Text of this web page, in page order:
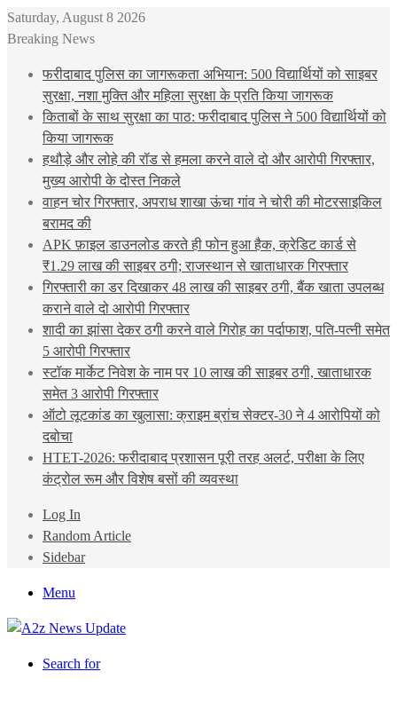
Saturday, August 8 2026
Breaking News
फरीदाबाद पुलिस का जागरूकता अभियान: 500 विद्यार्थियों को साइबर
सुरक्षा, नशा मुक्ति और महिला सुरक्षा के प्रति किया जागरूक
किताबों के साथ सुरक्षा का पाठ: फरीदाबाद पुलिस ने 500 विद्यार्थियों को
किया जागरूक
हथौड़े और लोहे की रॉड से हमला करने वाले दो और आरोपी गिरफ्तार,
मुख्य आरोपी के दोस्त निकले
वाहन चोर गिरफ्तार, अपराध शाखा ऊंचा गांव ने चोरी की मोटरसाइकिल
बरामद की
APK फ़ाइल डाउनलोड करते ही फोन हुआ हैक, क्रेडिट कार्ड से
₹1.29 लाख की साइबर ठगी; राजस्थान से खाताधारक गिरफ्तार
गिरफ्तारी का डर दिखाकर 48 लाख की साइबर ठगी, बैंक खाता उपलब्ध
कराने वाले दो आरोपी गिरफ्तार
शादी का झांसा देकर ठगी करने वाले गिरोह का पर्दाफाश, पति-पत्नी समेत
5 आरोपी गिरफ्तार
स्टॉक मार्केट निवेश के नाम पर 10 लाख की साइबर ठगी, खाताधारक
समेत 3 आरोपी गिरफ्तार
ऑटो लूटकांड का खुलासा: क्राइम ब्रांच सेक्टर-30 ने 4 आरोपियों को
दबोचा
HTET-2026: फरीदाबाद प्रशासन पूरी तरह अलर्ट, परीक्षा के लिए
कंट्रोल रूम और विशेष बसों की व्यवस्था
Log In
Random Article
Sidebar
Menu
Search for